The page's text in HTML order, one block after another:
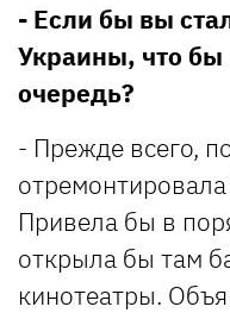
- Если бы вы
Украины, что
очередь?
- Прежде всего,
Привела бы в
открыла бы там
кинотеатры.